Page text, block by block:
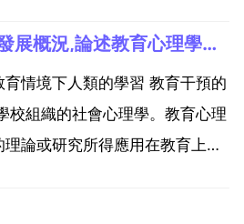
理諮詢中的應用，如何運用心
理問題和心理現象，如何發展
論述教育心理學的發展概況,論述教育心理學的發展概況4000字
情境下人類的學習 教育干預的
校組織的社會心理學。教育心理
論或研究所得應用在教育上。
長過程中所遇上的各項困難和